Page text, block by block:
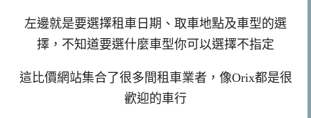
左邊就是要選擇租車日期、取車地點及車型的選
擇，不知道要選什麼車型你可以選擇不指定
這比價網站集合了很多間租車業者，像Orix都是很
歡迎的車行